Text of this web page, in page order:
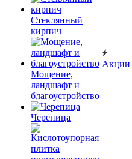
Cтеклянный
кирпич
Мощение,
ландшафт и
благоустройство
Черепица
Акции